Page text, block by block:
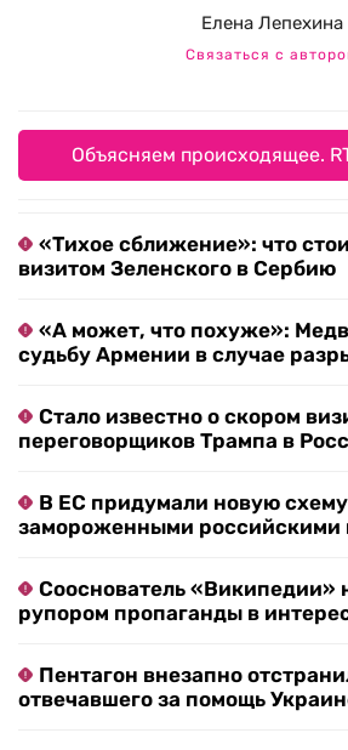
Елена Лепехина
Связаться с
Объясняем происходящее.
«Тихое сближение»: что
визитом Зеленского в Сербию
«А может, что похуже»:
судьбу Армении в случае
Стало известно о скором
переговорщиков Трампа в
В ЕС придумали новую
замороженными российскими
Сооснователь «Википедии»
рупором пропаганды в
Пентагон внезапно
отвечавшего за помощь